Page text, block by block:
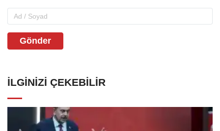
Gönder
İLGINIZI ÇEKEBILIR